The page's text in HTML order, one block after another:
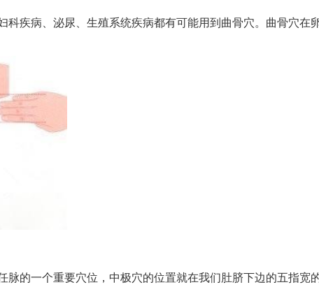
疾病、泌尿、生殖系统疾病都有可能用到曲骨穴。曲骨穴在
的一个重要穴位，中极穴的位置就在我们肚脐下边的五指宽